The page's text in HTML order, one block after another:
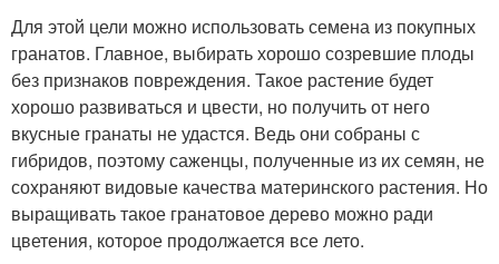
Для этой цели можно использовать семена из покупных
гранатов. Главное, выбирать хорошо созревшие плоды
без признаков повреждения. Такое растение будет
хорошо развиваться и цвести, но получить от него
вкусные гранаты не удастся. Ведь они собраны с
гибридов, поэтому саженцы, полученные из их семян, не
сохраняют видовые качества материнского растения. Но
выращивать такое гранатовое дерево можно ради
цветения, которое продолжается все лето.